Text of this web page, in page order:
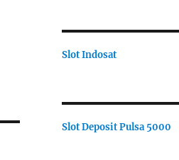
Slot Indosat
Slot Deposit Pulsa 5000